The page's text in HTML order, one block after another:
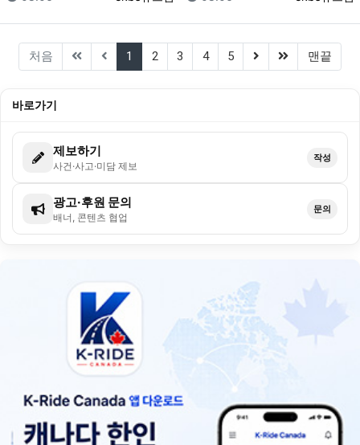
처음 1 (current)
2 3 4 5 (next)(last)맨끝
바로가기
제보하기
사건·사고·미담 제보
작성
광고·후원 문의
배너, 콘텐츠 협업
문의